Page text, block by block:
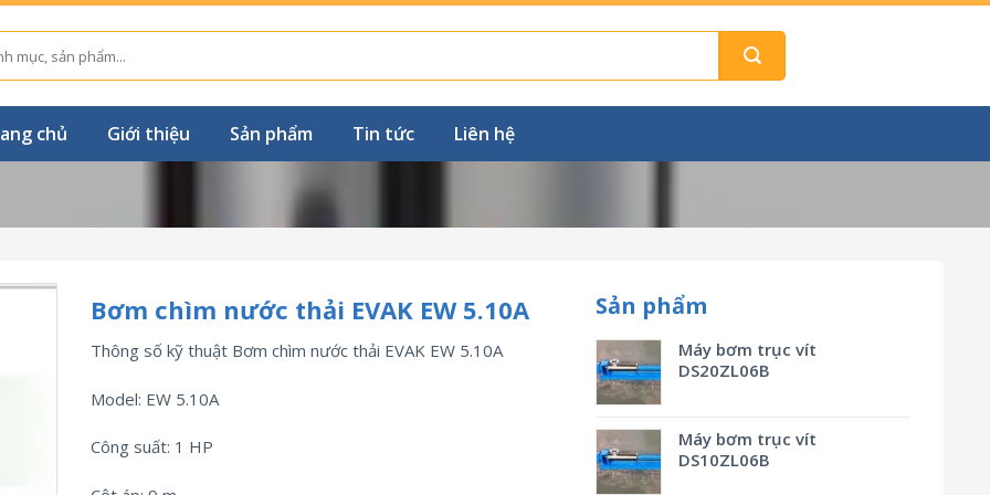
chủ Giới thiệu Sản phẩm Tin tức Liên hệ
Sản phẩm
Máy bơm trục vít
DS20ZL06B
Máy bơm trục vít
DS10ZL06B
Bơm chìm nước thải EVAK EW 5.10A
Thông số kỹ thuật Bơm chìm nước thải EVAK EW 5.10A
Model: EW 5.10A
Công suất: 1 HP